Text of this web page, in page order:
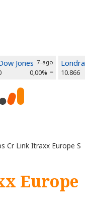
Jones 7-ago
0,00%
Londra
10.866
Cr Link Itraxx Europe S
Europe